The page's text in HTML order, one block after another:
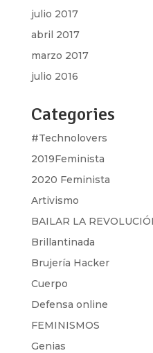
julio 2017
abril 2017
marzo 2017
julio 2016
Categories
#Technolovers
2019Feminista
2020 Feminista
Artivismo
BAILAR LA
Brillantinada
Brujería Hacker
Cuerpo
Defensa online
FEMINISMOS
Genias